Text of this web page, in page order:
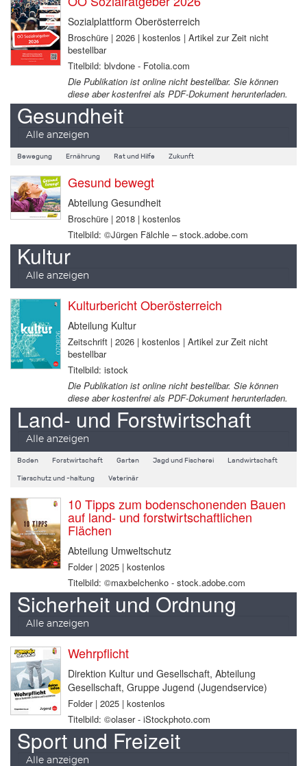
Sozialplattform Oberösterreich
Broschüre | 2026 | kostenlos | Artikel zur Zeit nicht
bestellbar
Titelbild: blvdone - Fotolia.com
Die Publikation ist online nicht bestellbar. Sie können
diese aber kostenfrei als PDF-Dokument herunterladen.
Gesundheit
Alle anzeigen
Bewegung Ernährung Rat und Hilfe Zukunft
Gesund bewegt
Abteilung Gesundheit
Broschüre | 2018 | kostenlos
Titelbild: ©Jürgen Fälchle – stock.adobe.com
Kultur
Alle anzeigen
Kulturbericht Oberösterreich
Abteilung Kultur
Zeitschrift | 2026 | kostenlos | Artikel zur Zeit nicht
bestellbar
Titelbild: istock
Die Publikation ist online nicht bestellbar. Sie können
diese aber kostenfrei als PDF-Dokument herunterladen.
Land- und Forstwirtschaft
Alle anzeigen
Boden Forstwirtschaft Garten Jagd und Fischerei Landwirtschaft
Tierschutz und -haltung Veterinär
10 Tipps zum bodenschonenden Bauen
auf land- und forstwirtschaftlichen
Flächen
Abteilung Umweltschutz
Folder | 2025 | kostenlos
Titelbild: ©maxbelchenko - stock.adobe.com
Sicherheit und Ordnung
Alle anzeigen
Wehrpflicht
Direktion Kultur und Gesellschaft, Abteilung
Gesellschaft, Gruppe Jugend (Jugendservice)
Folder | 2025 | kostenlos
Titelbild: ©olaser - iStockphoto.com
Sport und Freizeit
Alle anzeigen